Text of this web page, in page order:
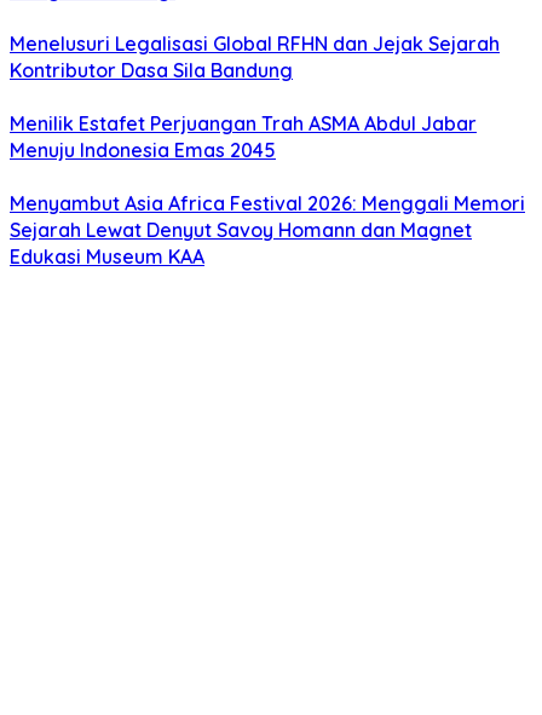
Menelusuri Legalisasi Global RFHN dan Jejak Sejarah
Kontributor Dasa Sila Bandung
Menilik Estafet Perjuangan Trah ASMA Abdul Jabar
Menuju Indonesia Emas 2045
Menyambut Asia Africa Festival 2026: Menggali Memori
Sejarah Lewat Denyut Savoy Homann dan Magnet
Edukasi Museum KAA